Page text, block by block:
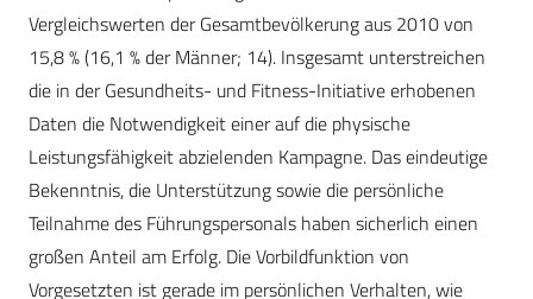
Vergleichswerten der Gesamtbevölkerung aus 2010 von
15,8 % (16,1 % der Männer; 14). Insgesamt unterstreichen
die in der Gesundheits- und Fitness-Initiative erhobenen
Daten die Notwendigkeit einer auf die physische
Leistungsfähigkeit abzielenden Kampagne. Das eindeutige
Bekenntnis, die Unterstützung sowie die persönliche
Teilnahme des Führungspersonals haben sicherlich einen
großen Anteil am Erfolg. Die Vorbildfunktion von
Vorgesetzten ist gerade im persönlichen Verhalten, wie